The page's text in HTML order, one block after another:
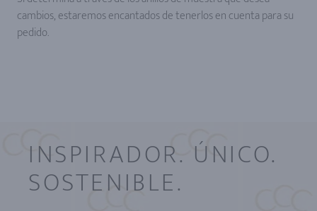
cambios, estaremos encantados de tenerlos en cuenta para su
pedido.
INSPIRADOR. ÚNICO.
SOSTENIBLE.